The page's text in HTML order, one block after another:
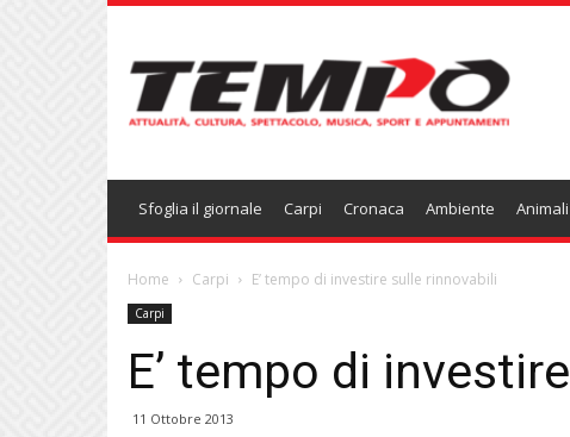
Sfoglia il giornale Carpi Cronaca Ambiente Animali
Home Carpi E’ tempo di investire sulle rinnovabili
Carpi
E’ tempo di
11 Ottobre 2013